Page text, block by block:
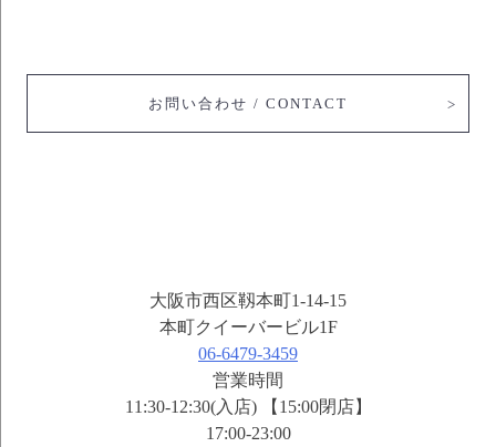
お問い合わせ / CONTACT
大阪市西区靱本町1-14-15
本町クイーバービル1F
06-6479-3459
営業時間
11:30-12:30(入店) 【15:00閉店】
17:00-23:00